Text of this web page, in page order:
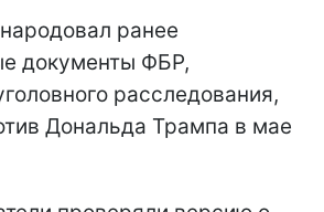
ранее
документы ФБР,
расследования,
Дональда Трампа в мае